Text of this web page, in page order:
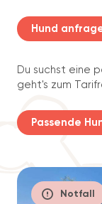
Hund
Du suchst eine
geht's zum
Passende
Notfall